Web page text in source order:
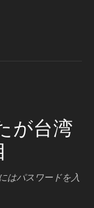
が台湾
はパスワードを入